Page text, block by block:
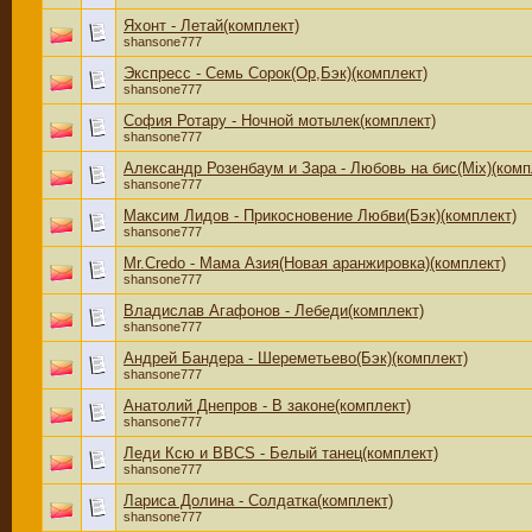
Яхонт - Летай(комплект)
shansone777
Экспресс - Семь Сорок(Ор,Бэк)(комплект)
shansone777
София Ротару - Ночной мотылек(комплект)
shansone777
Александр Розенбаум и Зара - Любовь на
shansone777
Максим Лидов - Прикосновение Любви(Бэк)(комплект)
shansone777
Mr.Credo - Мама Азия(Новая аранжировка)(комплект)
shansone777
Владислав Агафонов - Лебеди(комплект)
shansone777
Андрей Бандера - Шереметьево(Бэк)(комплект)
shansone777
Анатолий Днепров - В законе(комплект)
shansone777
Леди Ксю и BBCS - Белый танец(комплект)
shansone777
Лариса Долина - Солдатка(комплект)
shansone777